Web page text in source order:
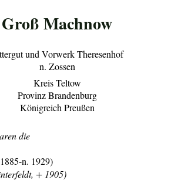
Groß Machnow
und Vorwerk Theresenhof
n. Zossen
Kreis Teltow
Provinz Brandenburg
Königreich Preußen
die
n. 1929)
+ 1905)